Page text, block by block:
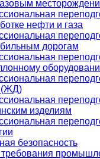
нефти и газа
дорогам
(ЖД)
изделиям
безопасность